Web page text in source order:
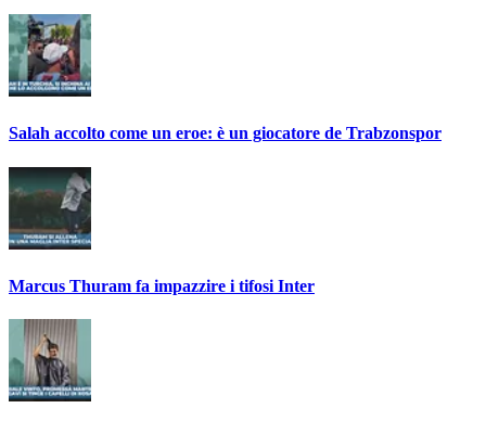
Salah accolto come un eroe: è un giocatore de Trabzonspor
Marcus Thuram fa impazzire i tifosi Inter